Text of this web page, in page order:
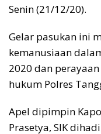
Senin (21/12/20).
Gelar pasukan ini
kemanusiaan
2020 dan
hukum Polres
Apel dipimpin
Prasetya, SIK